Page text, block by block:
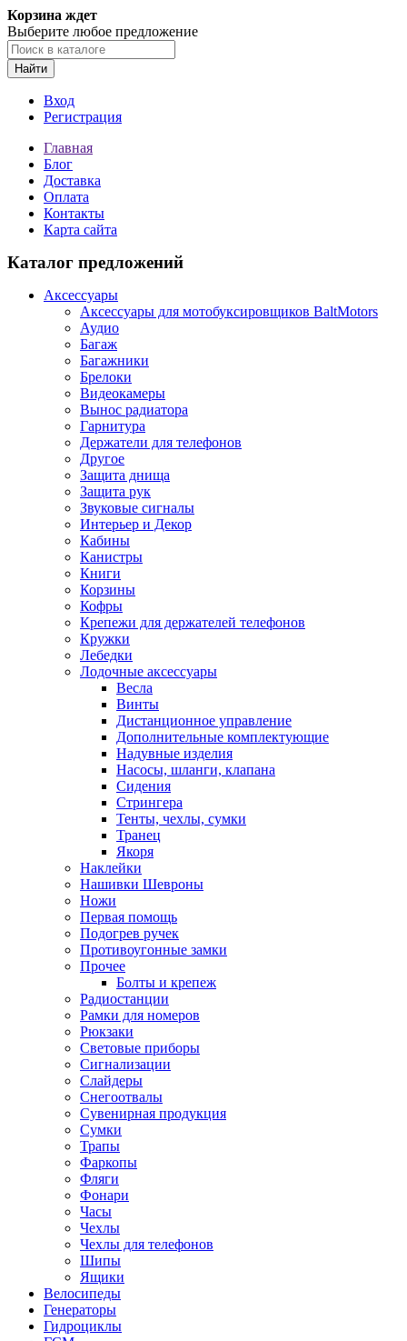
Корзина ждет
Выберите любое предложение
Найти
Вход
Регистрация
Главная
Блог
Доставка
Оплата
Контакты
Карта сайта
Каталог предложений
Аксессуары
Аксессуары для мотобуксировщиков BaltMotors
Аудио
Багаж
Багажники
Брелоки
Видеокамеры
Вынос радиатора
Гарнитура
Держатели для телефонов
Другое
Защита днища
Защита рук
Звуковые сигналы
Интерьер и Декор
Кабины
Канистры
Книги
Корзины
Кофры
Крепежи для держателей телефонов
Кружки
Лебедки
Лодочные аксессуары
Весла
Винты
Дистанционное управление
Дополнительные комплектующие
Надувные изделия
Насосы, шланги, клапана
Сидения
Стрингера
Тенты, чехлы, сумки
Транец
Якоря
Наклейки
Нашивки Шевроны
Ножи
Первая помощь
Подогрев ручек
Противоугонные замки
Прочее
Болты и крепеж
Радиостанции
Рамки для номеров
Рюкзаки
Световые приборы
Сигнализации
Слайдеры
Снегоотвалы
Сувенирная продукция
Сумки
Трапы
Фаркопы
Фляги
Фонари
Часы
Чехлы
Чехлы для телефонов
Шипы
Ящики
Велосипеды
Генераторы
Гидроциклы